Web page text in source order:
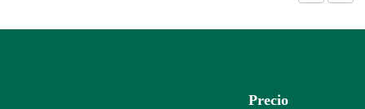
Precio